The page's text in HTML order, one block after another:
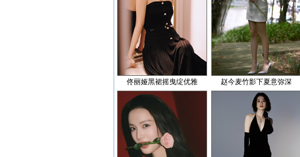
佟丽娅黑裙摇曳绽优雅 赵今麦竹影下夏意弥深